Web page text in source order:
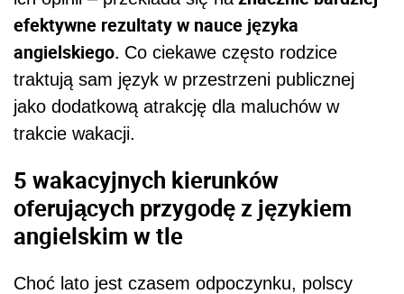
efektywne rezultaty w nauce języka
angielskiego. Co ciekawe często rodzice
traktują sam język w przestrzeni publicznej
jako dodatkową atrakcję dla maluchów w
trakcie wakacji.
5 wakacyjnych kierunków
oferujących przygodę z językiem
angielskim w tle
Choć lato jest czasem odpoczynku, polscy